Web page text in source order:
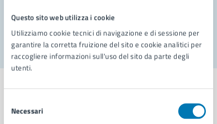
Questo sito web utilizza i cookie
Utilizziamo cookie tecnici di navigazione e di sessione per
garantire la corretta fruizione del sito e cookie analitici per
raccogliere informazioni sull'uso del sito da parte degli
utenti.
delNecessari